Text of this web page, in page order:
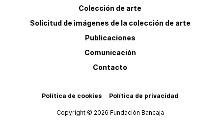
Colección de arte
Solicitud de imágenes de la colección de arte
Publicaciones
Comunicación
Contacto
Política de cookies Política de privacidad
Copyright © 2026 Fundación Bancaja